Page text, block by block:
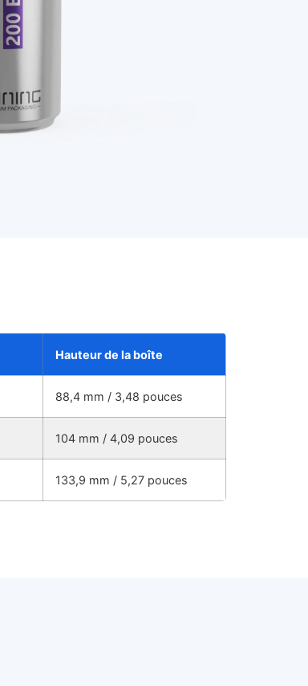
Hauteur de la boîte
88,4 mm / 3,48 pouces
104 mm / 4,09 pouces
133,9 mm / 5,27 pouces